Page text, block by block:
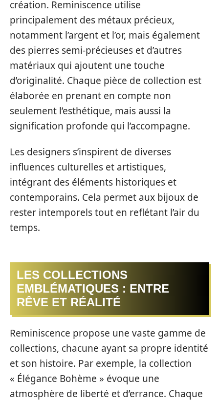
création. Reminiscence utilise
principalement des métaux précieux,
notamment l’argent et l’or, mais également
des pierres semi-précieuses et d’autres
matériaux qui ajoutent une touche
d’originalité. Chaque pièce de collection est
élaborée en prenant en compte non
seulement l’esthétique, mais aussi la
signification profonde qui l’accompagne.
Les designers s’inspirent de diverses
influences culturelles et artistiques,
intégrant des éléments historiques et
contemporains. Cela permet aux bijoux de
rester intemporels tout en reflétant l’air du
temps.
LES COLLECTIONS
EMBLÉMATIQUES : ENTRE
RÊVE ET RÉALITÉ
Reminiscence propose une vaste gamme de
collections, chacune ayant sa propre identité
et son histoire. Par exemple, la collection
« Élégance Bohème » évoque une
atmosphère de liberté et d’errance. Chaque